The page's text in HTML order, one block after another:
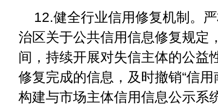
12.健全行业信用修复机制。
治区关于公共信用信息修复规定
间，持续开展对失信主体的公益
修复完成的信息，及时撤销“信用
构建与市场主体信用信息公示系